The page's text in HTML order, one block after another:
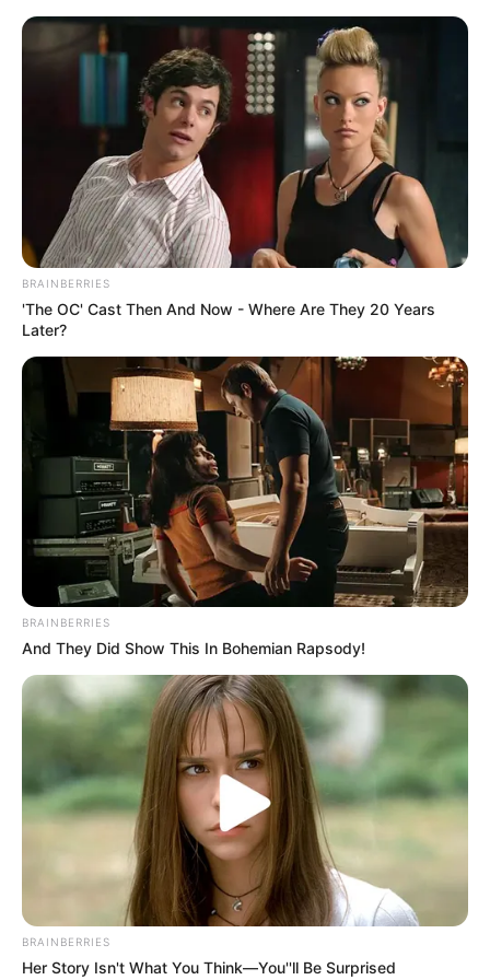
Eisenach - Landgrafenschlucht
Eisenach Veranstaltungen Hotels
BRAINBERRIES
'The OC' Cast Then And Now - Where Are They 20 Years
Later?
BRAINBERRIES
And They Did Show This In Bohemian Rapsody!
BRAINBERRIES
Her Story Isn't What You Think—You''ll Be Surprised